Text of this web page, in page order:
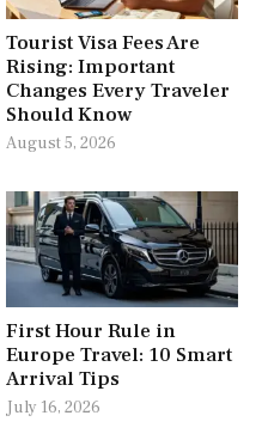
Tourist Visa Fees Are
Rising: Important
Changes Every Traveler
Should Know
August 5, 2026
First Hour Rule in
Europe Travel: 10 Smart
Arrival Tips
July 16, 2026